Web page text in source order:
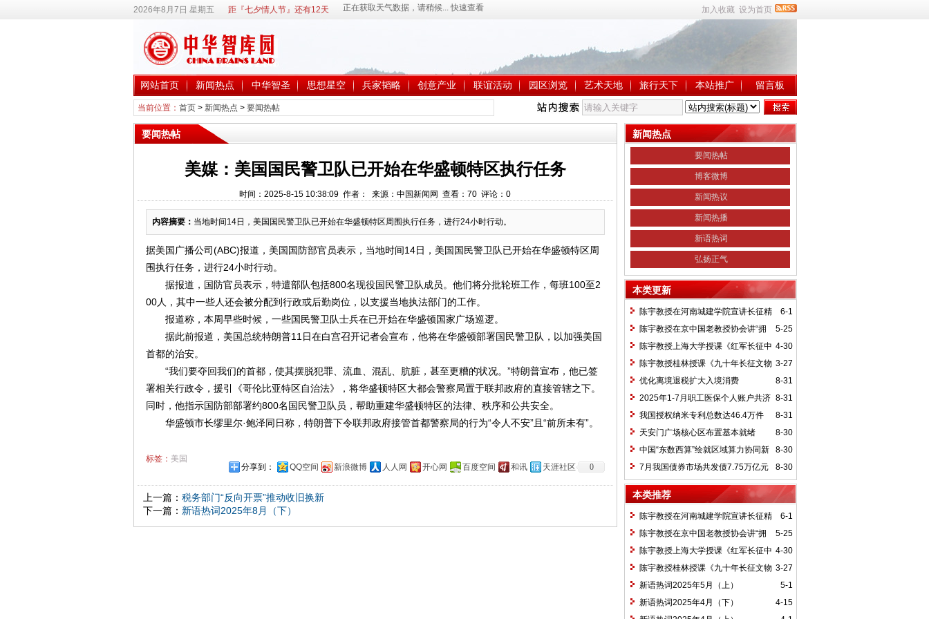
2026年8月7日 星期五 距『七夕情人节』还有12天 加入收藏 设为首页
网站首页 新闻热点 中华智圣 思想星空 兵家韬略 创意产业 联谊活动 园区浏览 艺术天地 旅行天下 本站推广 留言板
当前位置： 首页> 新闻热点 > 要闻热帖
要闻热帖
美媒：美国国民警卫队已开始在华盛顿特区执行任务
时间：2025-8-15 10:38:09 作者： 来源：中国新闻网 查看： 70 评论： 0
内容摘要： 当地时间14日，美国国民警卫队已开始在华盛顿特区周围执行任务，进行24小时行动。
据美国广播公司(ABC)报道，美国国防部官员表示，当地时间14日，美国国民警卫队已开始在华盛顿特区周
围执行任务，进行24小时行动。
据报道，国防官员表示，特遣部队包括800名现役国民警卫队成员。他们将分批轮班工作，每班100至2
00人，其中一些人还会被分配到行政或后勤岗位，以支援当地执法部门的工作。
报道称，本周早些时候，一些国民警卫队士兵在已开始在华盛顿国家广场巡逻。
据此前报道，美国总统特朗普11日在白宫召开记者会宣布，他将在华盛顿部署国民警卫队，以加强美国
首都的治安。
“我们要夺回我们的首都，使其摆脱犯罪、流血、混乱、肮脏，甚至更糟的状况。”特朗普宣布，他已签
署相关行政令，援引《哥伦比亚特区自治法》，将华盛顿特区大都会警察局置于联邦政府的直接管辖之下。
同时，他指示国防部部署约800名国民警卫队员，帮助重建华盛顿特区的法律、秩序和公共安全。
华盛顿市长缪里尔·鲍泽同日称，特朗普下令联邦政府接管首都警察局的行为“令人不安”且“前所未有”。
标签： 美国
分享到：
QQ空间 新浪微博 人人网 开心网 百度空间 和讯 天涯社区 0
上一篇： 税务部门“反向开票”推动收旧换新
下一篇： 新语热词2025年8月（下）
新闻热点
要闻热帖
博客微博
新闻热议
新闻热播
新语热词
弘扬正气
本类更新
6-1
陈宇教授在河南城建学院宣讲长征精
神及红25军长征史
5-25
陈宇教授在京中国老教授协会讲“拥
抱中华新文明”
4-30
陈宇教授上海大学授课《红军长征中
的黄埔师生》
3-27
陈宇教授桂林授课《九十年长征文物
鉴赏》
8-31
优化离境退税扩大入境消费
8-31
2025年1-7月职工医保个人账户共济
2.31亿人次 共济金额304.57亿元
8-31
我国授权纳米专利总数达46.4万件
8-30
天安门广场核心区布置基本就绪
8-30
中国“东数西算”绘就区域算力协同新
图景
8-30
7月我国债券市场共发债7.75万亿元
本类推荐
6-1
陈宇教授在河南城建学院宣讲长征精
神及红25军长征史
5-25
陈宇教授在京中国老教授协会讲“拥
抱中华新文明”
4-30
陈宇教授上海大学授课《红军长征中
的黄埔师生》
3-27
陈宇教授桂林授课《九十年长征文物
鉴赏》
5-1
新语热词2025年5月（上）
4-15
新语热词2025年4月（下）